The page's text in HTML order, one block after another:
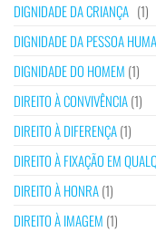
DIGNIDADE DA CRIANÇA (1)
DIGNIDADE DA PESSOA
DIGNIDADE DO HOMEM (1)
DIREITO À CONVIVÊNCIA(1)
DIREITO À DIFERENÇA(1)
DIREITO À FIXAÇÃO EM
DIREITO À HONRA(1)
DIREITO À IMAGEM (1)